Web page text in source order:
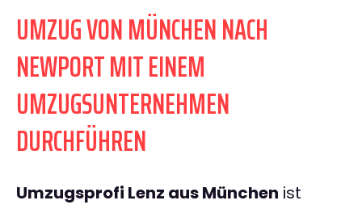
UMZUG VON MÜNCHEN NACH
NEWPORT MIT EINEM
UMZUGSUNTERNEHMEN
DURCHFÜHREN
Umzugsprofi Lenz aus München ist